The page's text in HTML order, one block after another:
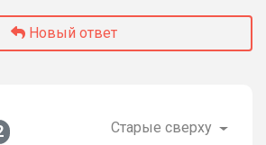
Новый ответ
Старые сверху